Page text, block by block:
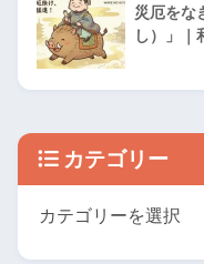
災厄をな
し）」｜
カテゴリー